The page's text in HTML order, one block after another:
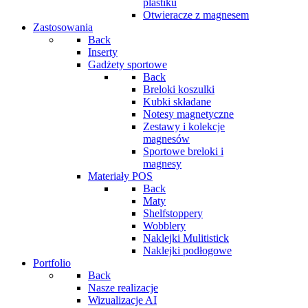
Otwieracze z magnesem
Zastosowania
Back
Inserty
Gadżety sportowe
Back
Breloki koszulki
Kubki składane
Notesy magnetyczne
Zestawy i kolekcje
magnesów
Sportowe breloki i
magnesy
Materiały POS
Back
Maty
Shelfstoppery
Wobblery
Naklejki Mulitistick
Naklejki podłogowe
Portfolio
Back
Nasze realizacje
Wizualizacje AI